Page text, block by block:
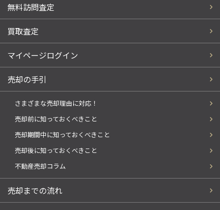
無料訪問査定
買取査定
マイページログイン
売却の手引
さまざまな売却理由に対応！
売却前に知っておくべきこと
売却期間中に知っておくべきこと
売却後に知っておくべきこと
不動産売却コラム
売却までの流れ